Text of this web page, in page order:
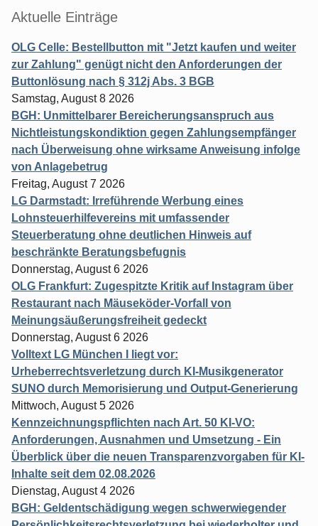
Aktuelle Einträge
OLG Celle: Bestellbutton mit "Jetzt kaufen und weiter
zur Zahlung" genügt nicht den Anforderungen der
Buttonlösung nach § 312j Abs. 3 BGB
Samstag, August 8 2026
BGH: Unmittelbarer Bereicherungsanspruch aus
Nichtleistungskondiktion gegen Zahlungsempfänger
nach Überweisung ohne wirksame Anweisung infolge
von Anlagebetrug
Freitag, August 7 2026
LG Darmstadt: Irreführende Werbung eines
Lohnsteuerhilfevereins mit umfassender
Steuerberatung ohne deutlichen Hinweis auf
beschränkte Beratungsbefugnis
Donnerstag, August 6 2026
OLG Frankfurt: Zugespitzte Kritik auf Instagram über
Restaurant nach Mäuseköder-Vorfall von
Meinungsäußerungsfreiheit gedeckt
Donnerstag, August 6 2026
Volltext LG München I liegt vor:
Urheberrechtsverletzung durch KI-Musikgenerator
SUNO durch Memorisierung und Output-Generierung
Mittwoch, August 5 2026
Kennzeichnungspflichten nach Art. 50 KI-VO:
Anforderungen, Ausnahmen und Umsetzung - Ein
Überblick über die neuen Transparenzvorgaben für KI-
Inhalte seit dem 02.08.2026
Dienstag, August 4 2026
BGH: Geldentschädigung wegen schwerwiegender